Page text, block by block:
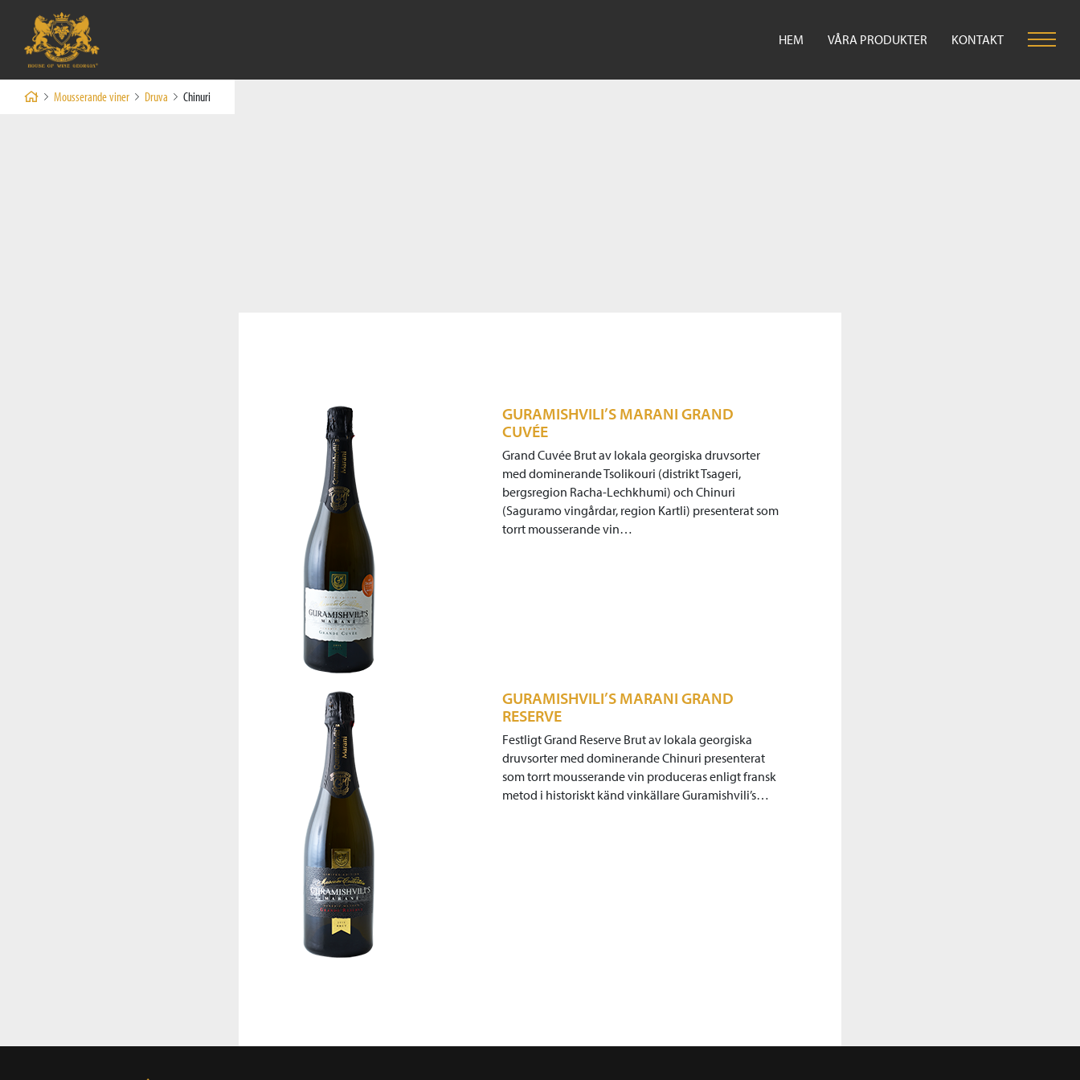
HEM VÅRA PRODUKTER KONTAKT
Mousserande viner Druva Chinuri
GURAMISHVILI’S MARANI GRAND
CUVÉE
Grand Cuvée Brut av lokala georgiska druvsorter
med dominerande Tsolikouri (distrikt Tsageri,
bergsregion Racha-Lechkhumi) och Chinuri
(Saguramo vingårdar, region Kartli) presenterat som
torrt mousserande vin…
GURAMISHVILI’S MARANI GRAND
RESERVE
Festligt Grand Reserve Brut av lokala georgiska
druvsorter med dominerande Chinuri presenterat
som torrt mousserande vin produceras enligt fransk
metod i historiskt känd vinkällare Guramishvili’s…